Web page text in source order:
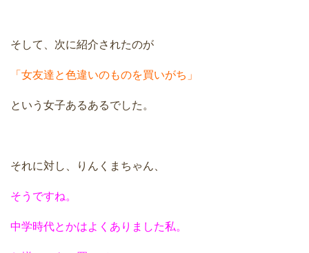
そして、次に紹介されたのが
「女友達と色違いのものを買いがち」
という女子あるあるでした。
それに対し、りんくまちゃん、
そうですね。
中学時代とかはよくありました私。